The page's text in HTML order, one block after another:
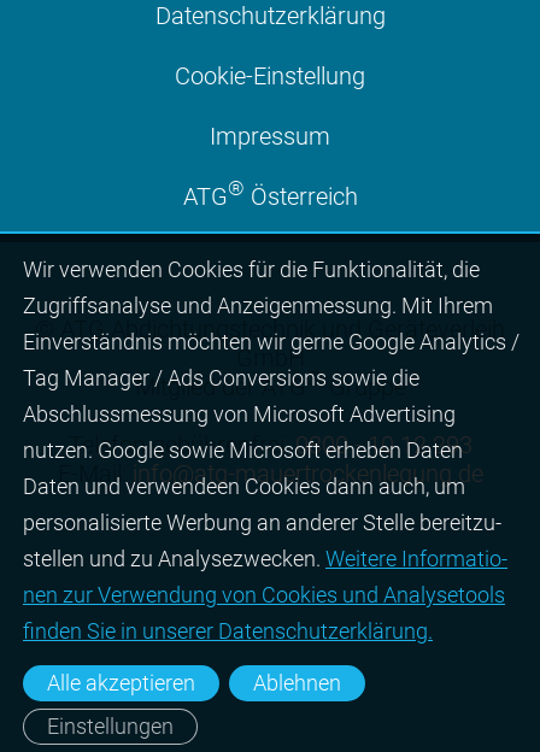
Datenschutzerklärung
Cookie-Einstellung
Impressum
ATG® Österreich
© ATG Abdichtungstechnik und Geräteverleih
GmbH
Mitglied der ATG®Gruppe
Telefon gebührenfrei:0800 - 10 12 293
E-Mail: info@atg-mauertrockenlegung.de
Wir ver­wen­den Cookies für die Funktio­na­lität, die
Zugriffs­ana­lyse und Anzei­gen­mes­sung. Mit Ihrem
Ein­ver­ständ­nis möchten wir gerne Google Analytics /
Tag Manager / Ads Con­ver­sions sowie die
Abschluss­mes­sung von Micro­soft Adver­tising
nutzen. Google sowie Micro­soft erheben Daten
Daten und verwendeen Cookies dann auch, um
perso­nali­sierte Wer­bung an ande­rer Stelle bereit­zu­
stel­len und zu Ana­lyse­zwecken. Wei­tere Infor­matio­
nen zur Ver­wen­dung von Cookies und Ana­lyse­tools
fin­den Sie in unserer Daten­schutz­erklä­rung.
Alle akzeptieren
Ablehnen
Einstellungen